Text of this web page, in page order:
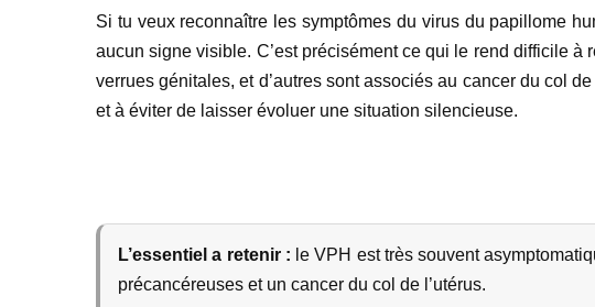
Si tu veux reconnaître les symptômes du virus du papillome
aucun signe visible. C’est précisément ce qui le rend difficile à
verrues génitales, et d’autres sont associés au cancer du col
et à éviter de laisser évoluer une situation silencieuse.
L’essentiel a retenir : le VPH est très souvent
précancéreuses et un cancer du col de l’utérus.